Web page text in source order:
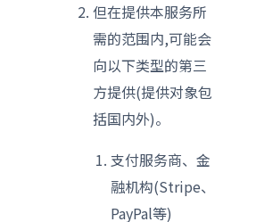
但在提供本服务所
需的范围内,可能会
向以下类型的第三
方提供(提供对象包
括国内外)。
支付服务商、金
融机构(Stripe、
PayPal等)